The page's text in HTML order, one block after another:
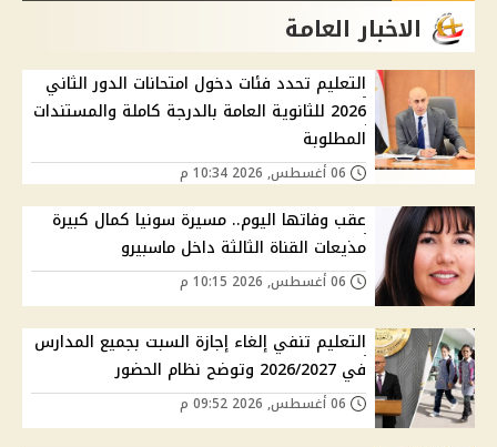
الاخبار العامة
التعليم تحدد فئات دخول امتحانات الدور الثاني
2026 للثانوية العامة بالدرجة كاملة والمستندات
المطلوبة
عقب وفاتها اليوم.. مسيرة سونيا كمال كبيرة
مذيعات القناة الثالثة داخل ماسبيرو
التعليم تنفي إلغاء إجازة السبت بجميع المدارس
في 2026/2027 وتوضح نظام الحضور